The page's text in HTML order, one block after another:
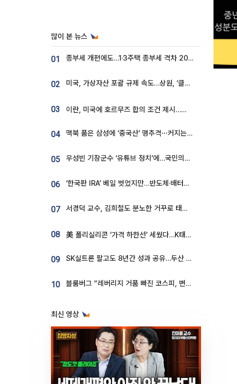
많이 본 뉴스
01 종부세 개편에도…1·3주택 종부세 격차 2028년부터 확대
02 미국, 가상자산 포괄 규제 속도…상원, ‘클래리티법’ 9월 절차투표 추진
03 이란, 미국에 호르무즈 합의 조건 제시…美 “경기 아직 안 끝나” [종합]
04 맥북 품은 삼성에 ‘중국산’ 맹추격⋯커지는 노트북 OLED 시장
05 우성빈 기장군수 ‘유튜브 정치’에…국민의힘 군의원들 집단 반발
06 ‘한국판 IRA’ 베일 벗었지만…반도체·배터리 업계 “시행령이 관건”
07 서경덕 교수, 김희철도 분노한 거꾸로 태극기⋯"엉터리는 아냐, 아쉬울 뿐"
08 美 폴리실리콘 ‘가격 하한선’ 세웠다…K태양광 수혜 기대
09 SK실트론 팔고도 8년간 성과 공유…두산 인수대금 2.3조가 끝 아냐
10 블룸버그 “레버리지 거품 빠진 코스피, 변동성 최악 국면 지났을 가능성”
최신 영상